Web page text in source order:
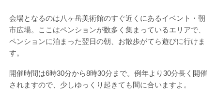
会場となるのは八ヶ岳美術館のすぐ近くにあるイベント・朝
市広場。ここはペンションが数多く集まっているエリアで、
ペンションに泊まった翌日の朝、お散歩がてら遊びに行けま
す。
開催時間は6時30分から8時30分まで。例年より30分長く開催
されますので、少しゆっくり起きても間に合いますよ。